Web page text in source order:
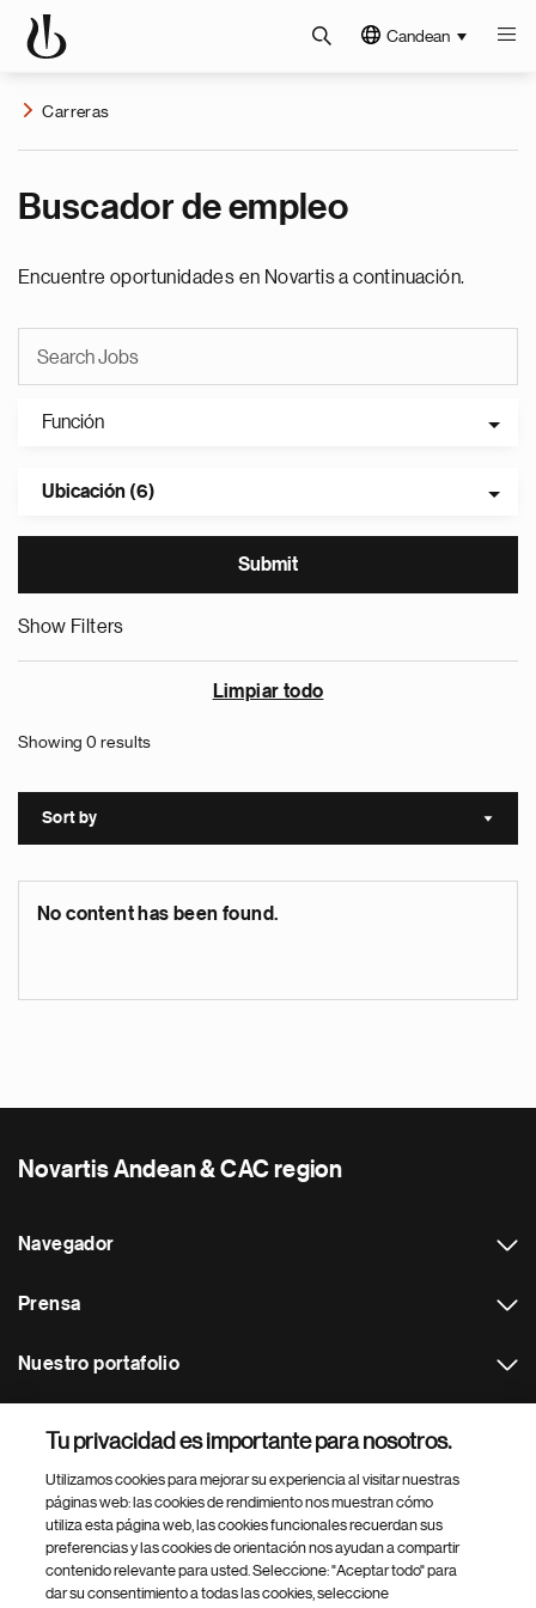
Candean
Carreras
Buscador de empleo
Encuentre oportunidades en Novartis a continuación.
Función
Ubicación (6)
Show Filters
Limpiar todo
Showing 0 results
Sort by Sort
No content has been found.
Novartis Andean & CAC region
Navegador
Prensa
Nuestro portafolio
Footer Site Search
Tu privacidad es importante para nosotros.
Utilizamos cookies para mejorar su experiencia al visitar nuestras
páginas web: las cookies de rendimiento nos muestran cómo
utiliza esta página web, las cookies funcionales recuerdan sus
preferencias y las cookies de orientación nos ayudan a compartir
contenido relevante para usted. Seleccione: "Aceptar todo" para
dar su consentimiento a todas las cookies, seleccione